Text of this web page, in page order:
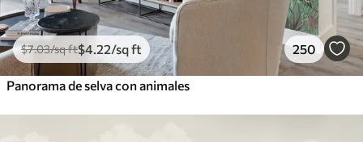
$7.03/sq ft$4 .22/sq ft 250
Panorama de selva con animales